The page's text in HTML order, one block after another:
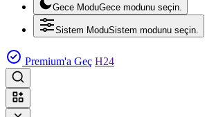
Gece ModuGece modunu seçin.
Sistem ModuSistem modunu seçin.
Premium'a Geç H24